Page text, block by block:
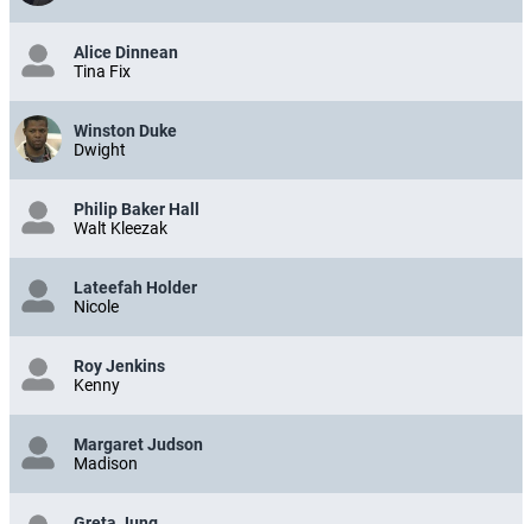
Alice Dinnean
Tina Fix
Winston Duke
Dwight
Philip Baker Hall
Walt Kleezak
Lateefah Holder
Nicole
Roy Jenkins
Kenny
Margaret Judson
Madison